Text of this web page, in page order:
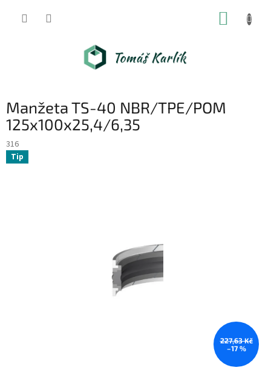
Manžeta TS-40 NBR/TPE/POM
125x100x25,4/6,35
316
Tip
227,63 Kč
–17 %